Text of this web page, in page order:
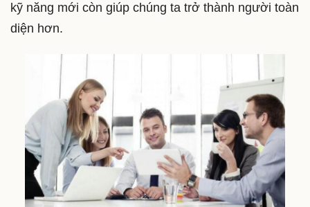
kỹ năng mới còn giúp chúng ta trở thành người toàn
diện hơn.